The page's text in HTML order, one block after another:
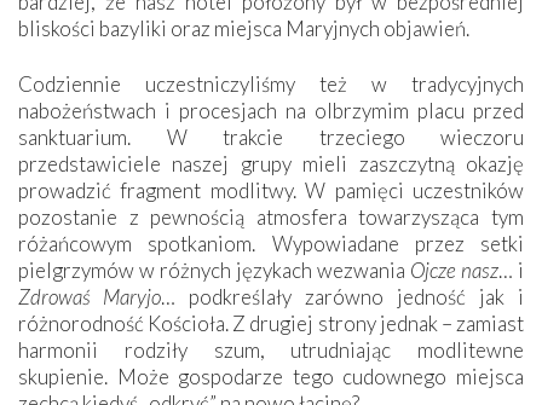
bliskości bazyliki oraz miejsca Maryjnych objawień.
Codziennie uczestniczyliśmy też w tradycyjnych
nabożeństwach i procesjach na olbrzymim placu przed
sanktuarium. W trakcie trzeciego wieczoru
przedstawiciele naszej grupy mieli zaszczytną okazję
prowadzić fragment modlitwy. W pamięci uczestników
pozostanie z pewnością atmosfera towarzysząca tym
różańcowym spotkaniom. Wypowiadane przez setki
pielgrzymów w różnych językach wezwania Ojcze nasz… i
Zdrowaś Maryjo… podkreślały zarówno jedność jak i
różnorodność Kościoła. Z drugiej strony jednak – zamiast
harmonii rodziły szum, utrudniając modlitewne
skupienie. Może gospodarze tego cudownego miejsca